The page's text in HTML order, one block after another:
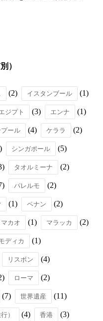
）
(2) イスタンブール (1)
エジプト (3) エンナ (1)
ール (4) ケララ (2)
シンガポール (5)
タオルミーナ (2)
パレルモ (2)
(1) ペナン (2)
マカオ (1) マラッカ (2)
ディカ (1)
リスボン (4)
ローマ (2)
(7) 世界遺産 (11)
） (4) 香港 (3)